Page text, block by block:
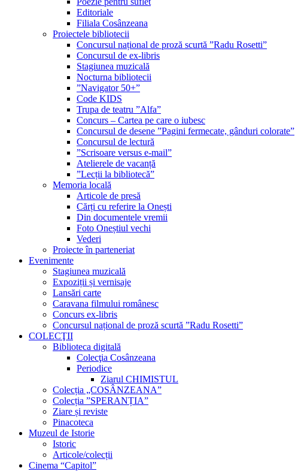
Editoriale
Filiala Cosânzeana
Proiectele bibliotecii
Concursul național de proză scurtă ”Radu Rosetti”
Concursul de ex-libris
Stagiunea muzicală
Nocturna bibliotecii
”Navigator 50+”
Code KIDS
Trupa de teatru ”Alfa”
Concurs – Cartea pe care o iubesc
Concursul de desene ”Pagini fermecate, gânduri colorate”
Concursul de lectură
”Scrisoare versus e-mail”
Atelierele de vacanță
”Lecții la bibliotecă”
Memoria locală
Articole de presă
Cărți cu referire la Onești
Din documentele vremii
Foto Oneștiul vechi
Vederi
Proiecte în parteneriat
Evenimente
Stagiunea muzicală
Expoziții și vernisaje
Lansări carte
Caravana filmului românesc
Concurs ex-libris
Concursul național de proză scurtă ”Radu Rosetti”
COLECŢII
Biblioteca digitală
Colecţia Cosânzeana
Periodice
Ziarul CHIMISTUL
Colecția „COSÂNZEANA”
Colecția ”SPERANȚIA”
Ziare și reviste
Pinacoteca
Muzeul de Istorie
Istoric
Articole/colecții
Cinema “Capitol”